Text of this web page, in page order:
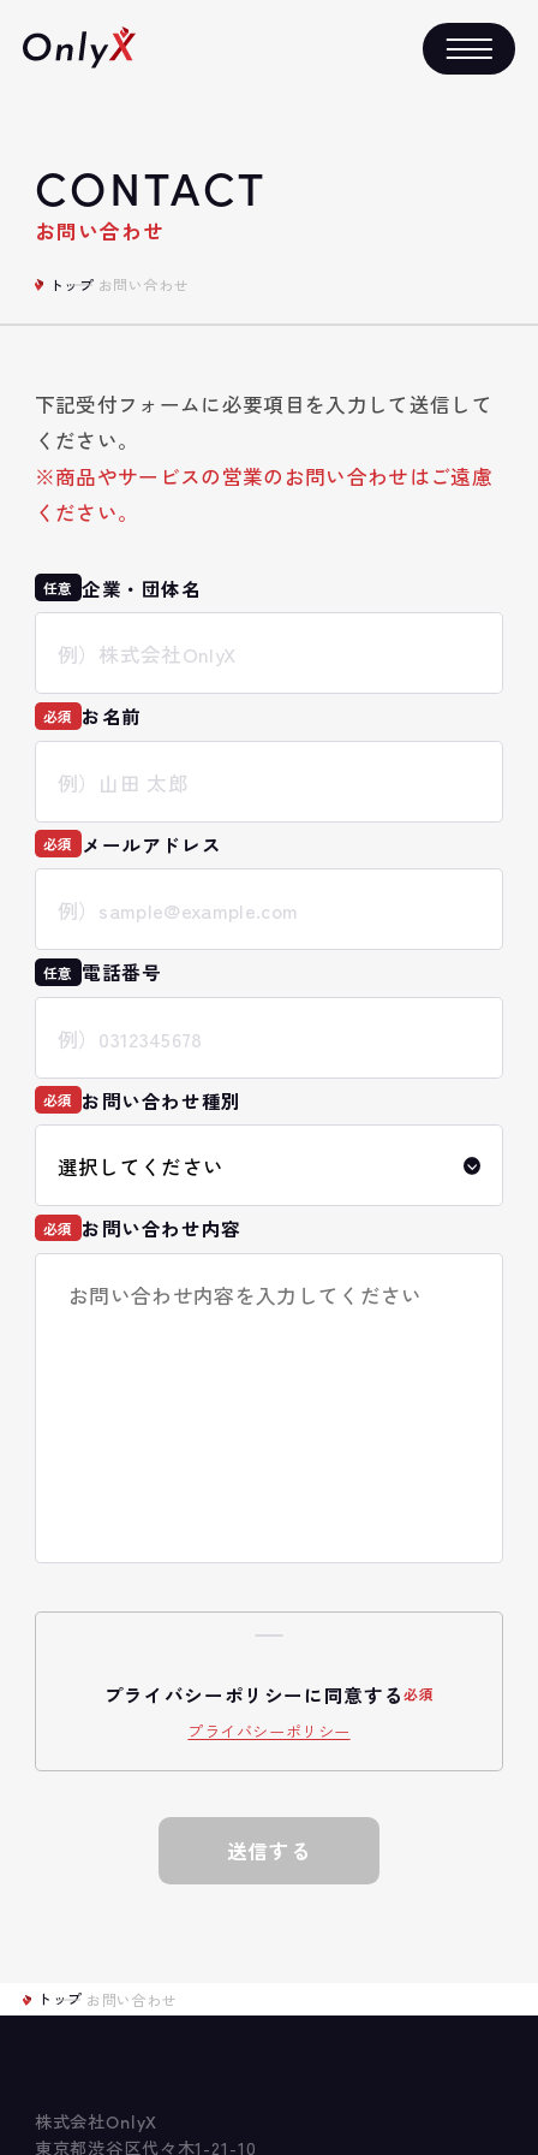
CONTACT
お問い合わせ
トップ お問い合わせ
下記受付フォームに必要項目を入力して送信して
ください。
※商品やサービスの営業のお問い合わせはご遠慮
ください。
任意 企業・団体名
必須 お名前
必須 メールアドレス
任意 電話番号
必須 お問い合わせ種別
必須 お問い合わせ内容
プライバシーポリシーに同意する
プライバシーポリシー
送信する
トップ お問い合わせ
株式会社OnlyX
東京都渋谷区代々木1-21-10